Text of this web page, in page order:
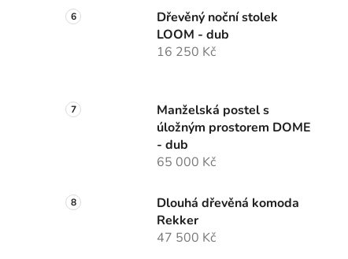
Dřevěný noční stolek
LOOM - dub
16 250 Kč
Manželská postel s
úložným prostorem DOME
- dub
65 000 Kč
Dlouhá dřevěná komoda
Rekker
47 500 Kč